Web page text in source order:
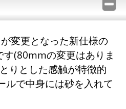
変更となった新仕様の
す(80mmの変更はありま
りとした感触が特徴的
ルで中身には砂を入れて